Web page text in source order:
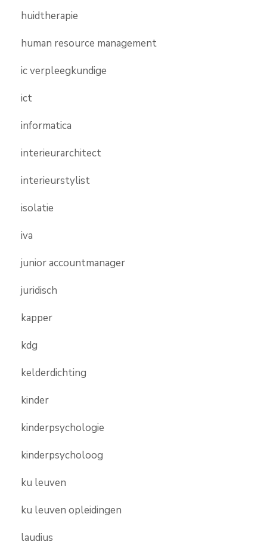
huidtherapie
human resource management
ic verpleegkundige
ict
informatica
interieurarchitect
interieurstylist
isolatie
iva
junior accountmanager
juridisch
kapper
kdg
kelderdichting
kinder
kinderpsychologie
kinderpsycholoog
ku leuven
ku leuven opleidingen
laudius